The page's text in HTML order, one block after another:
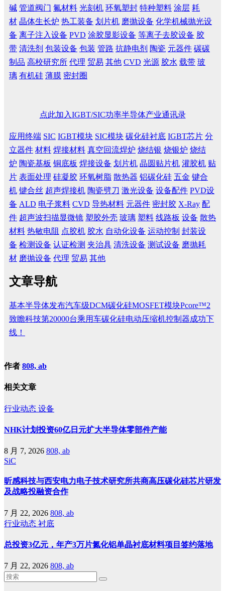
碱 管道阀门 氟材料 光刻机 环氧塑封 特种塑料 涂层 耗
材 晶体生长炉 热工装备 划片机 磨抛设备 化学机械抛光设
备 离子注入设备 PVD 涂胶显影设备 等离子去胶设备 胶
带 清洗剂 包装设备 包装 管路 抗静电剂 陶瓷 元器件 碳碳
制品 高校研究所 代理 贸易 其他 CVD 光源 胶水 载带 玻
璃 有机硅 薄膜 密封圈
点此加入IGBT/SIC功率半导体产业通讯录
应用终端 SIC IGBT模块 SIC模块 碳化硅衬底 IGBT芯片 分
立器件 材料 焊接材料 真空回流焊炉 烧结银 烧银炉 烧结
炉 陶瓷基板 铜底板 焊接设备 划片机 晶圆贴片机 灌胶机 贴
片 表面处理 硅凝胶 环氧树脂 散热器 铝碳化硅 五金 键合
机 键合丝 超声焊接机 陶瓷劈刀 激光设备 设备配件 PVD设
备 ALD 电子浆料 CVD 导热材料 元器件 密封胶 X-Ray 配
件 超声波扫描显微镜 塑胶外壳 玻璃 塑料 线路板 设备 散热
材料 热敏电阻 点胶机 胶水 自动化设备 运动控制 封装设
备 检测设备 认证检测 夹治具 清洗设备 测试设备 磨抛耗
材 磨抛设备 代理 贸易 其他
文章导航
基本半导体发布汽车级DCM碳化硅MOSFET模块Pcore™2
致瞻科技第20000台乘用车碳化硅电动压缩机控制器成功下
线！
作者 808, ab
相关文章
行业动态 设备
NHK计划投资60亿日元扩大半导体零部件产能
8 月 7, 2026 808, ab
SiC
昕感科技与西安电力电子技术研究所共商高压碳化硅芯片研发
及战略投融资合作
7 月 22, 2026 808, ab
行业动态 衬底
总投资3亿元，年产3万片氮化铝单晶衬底材料项目签约落地
7 月 22, 2026 808, ab